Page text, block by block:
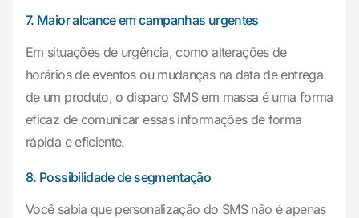
7. Maior alcance em campanhas urgentes
Em situações de urgência, como alterações de
horários de eventos ou mudanças na data de entrega
de um produto, o disparo SMS em massa é uma forma
eficaz de comunicar essas informações de forma
rápida e eficiente.
8. Possibilidade de segmentação
Você sabia que personalização do SMS não é apenas